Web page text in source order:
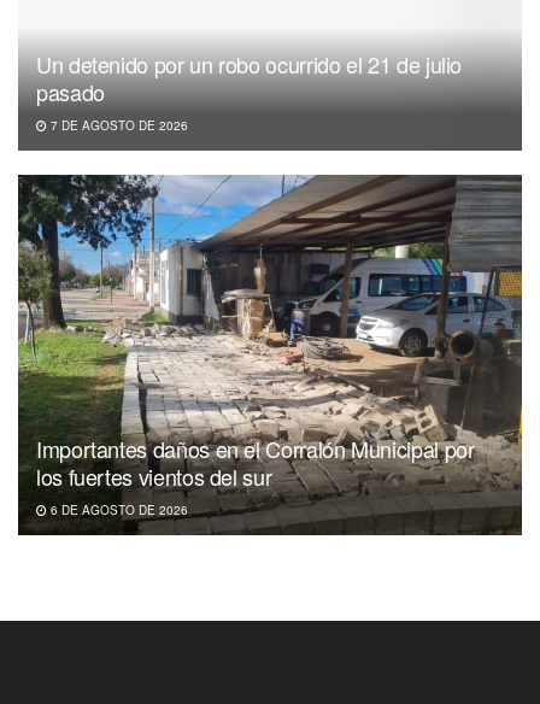
Un detenido por un robo ocurrido el 21 de julio
pasado
7 DE AGOSTO DE 2026
Importantes daños en el Corralón Municipal por
los fuertes vientos del sur
6 DE AGOSTO DE 2026